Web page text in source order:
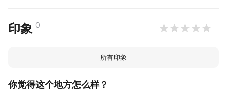
印象 0
所有印象
你觉得这个地方怎么样？